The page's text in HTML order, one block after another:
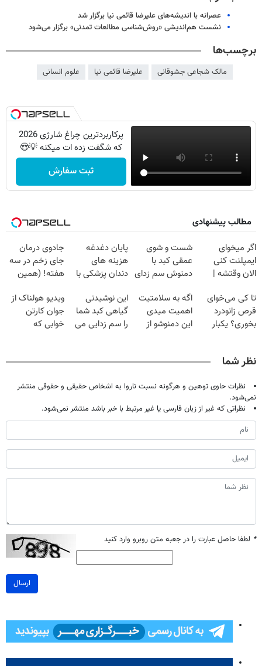
عصرانه با اندیشه‌های علیرضا قائمی نیا برگزار شد
نشست هم‌اندیشی «روش‌شناسی مطالعات تمدنی» برگزار می‌شود
برچسب‌ها
مالک شجاعی جشوقانی علیرضا قائمی نیا علوم انسانی
پرکاربردترین چراغ شارژی 2026
که شگفت زده ات میکنه 💡😍
ثبت سفارش
مطالب پیشنهادی
اگر میخوای
ایمپلنت کنی
الان وقتشه |
میلیون تومان!!!
شست و شوی
عمقی کبد با
دمنوش سم زدای
پایان دغدغه
هزینه های
دندان پزشکی با
خانگی
جادوی درمان
جای زخم در سه
هفته! (همین
صحبت کنید)
تا کی می‌خوای
قرص زانودرد
بخوری؟ یکبار
اگه به سلامتیت
اهمیت میدی
این دمنوشو از
این نوشیدنی
گیاهی کبد شما
را سم زدایی می
ویدیو هولناک از
جوان کارتن
خوابی که
نظر شما
نظرات حاوی توهین و هرگونه نسبت ناروا به اشخاص حقیقی و حقوقی منتشر
نمی‌شود.
نظراتی که غیر از زبان فارسی یا غیر مرتبط با خبر باشد منتشر نمی‌شود.
* لطفا حاصل عبارت را در جعبه متن روبرو وارد کنید
ارسال